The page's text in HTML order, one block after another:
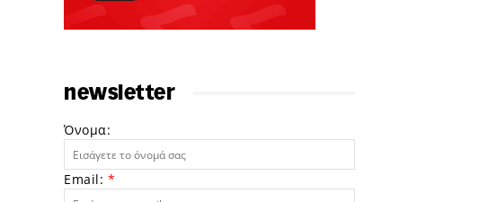
newsletter
Όνομα:
Email: *